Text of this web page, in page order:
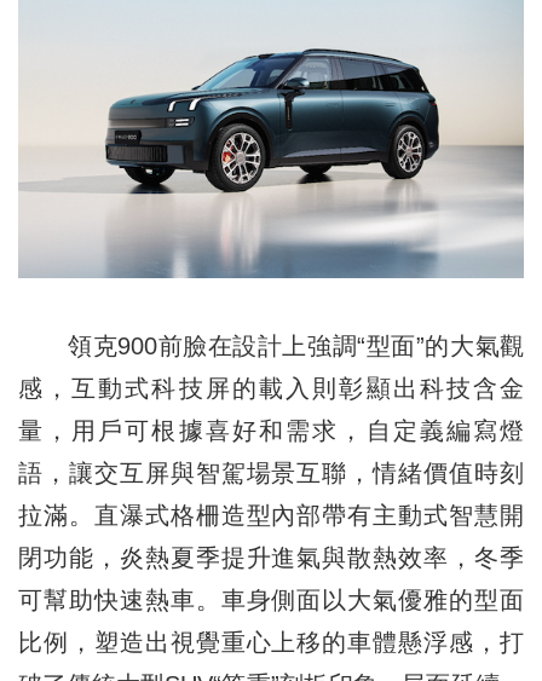
領克900前臉在設計上強調“型面”的大氣觀
感，互動式科技屏的載入則彰顯出科技含金
量，用戶可根據喜好和需求，自定義編寫燈
語，讓交互屏與智駕場景互聯，情緒價值時刻
拉滿。直瀑式格柵造型內部帶有主動式智慧開
閉功能，炎熱夏季提升進氣與散熱效率，冬季
可幫助快速熱車。車身側面以大氣優雅的型面
比例，塑造出視覺重心上移的車體懸浮感，打